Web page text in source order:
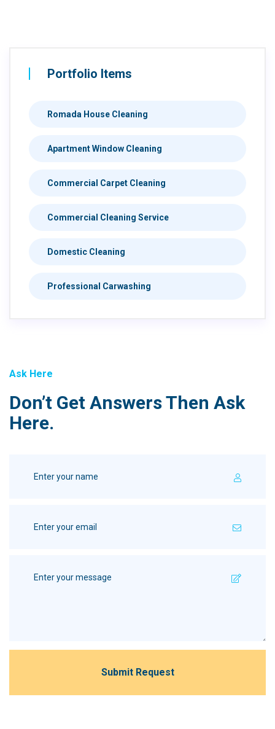
Portfolio Items
Romada House Cleaning
Apartment Window Cleaning
Commercial Carpet Cleaning
Commercial Cleaning Service
Domestic Cleaning
Professional Carwashing
Ask Here
Don’t Get Answers Then Ask
Here.